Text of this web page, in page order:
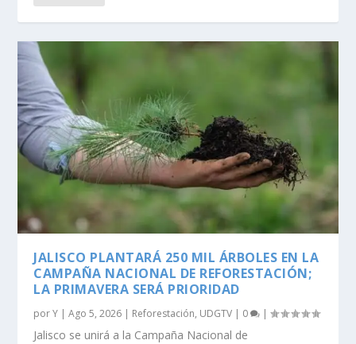
JALISCO PLANTARÁ 250 MIL ÁRBOLES EN LA
CAMPAÑA NACIONAL DE REFORESTACIÓN;
LA PRIMAVERA SERÁ PRIORIDAD
porY |Ago 5, 2026 | Reforestación, UDGTV | 0 |
Jalisco se unirá a la Campaña Nacional de